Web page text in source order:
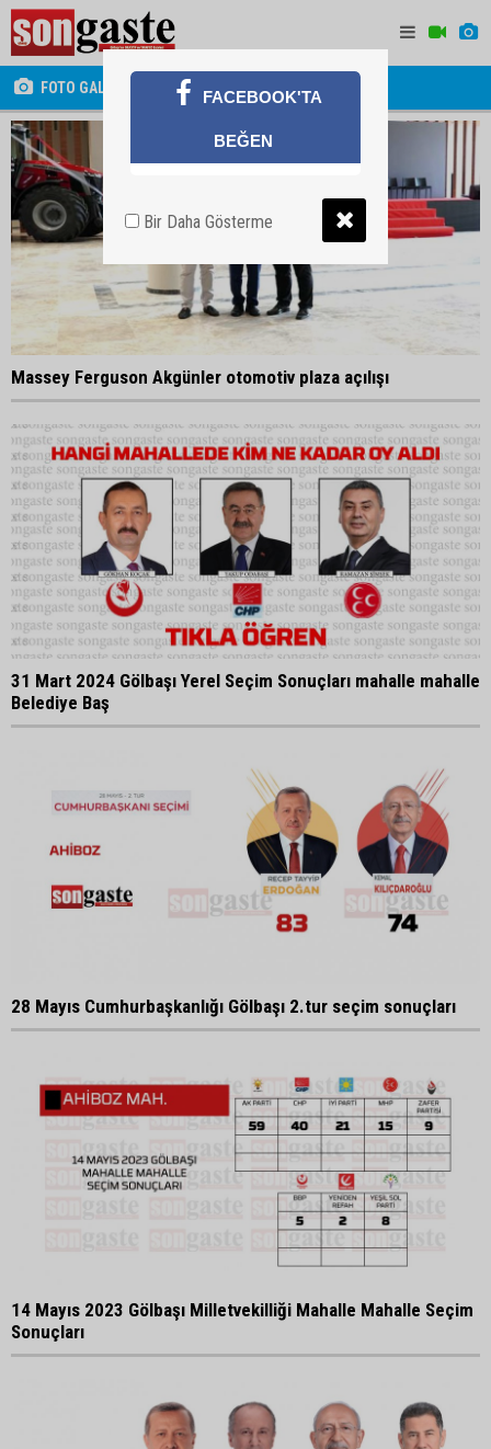
FOTO GALERİ
Massey Ferguson Akgünler otomotiv plaza açılışı
31 Mart 2024 Gölbaşı Yerel Seçim Sonuçları mahalle mahalle
Belediye Baş
28 Mayıs Cumhurbaşkanlığı Gölbaşı 2.tur seçim sonuçları
14 Mayıs 2023 Gölbaşı Milletvekilliği Mahalle Mahalle Seçim
Sonuçları
FACEBOOK'TA
BEĞEN
Bir Daha Gösterme